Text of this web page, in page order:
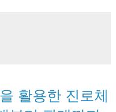
활용한 진로체